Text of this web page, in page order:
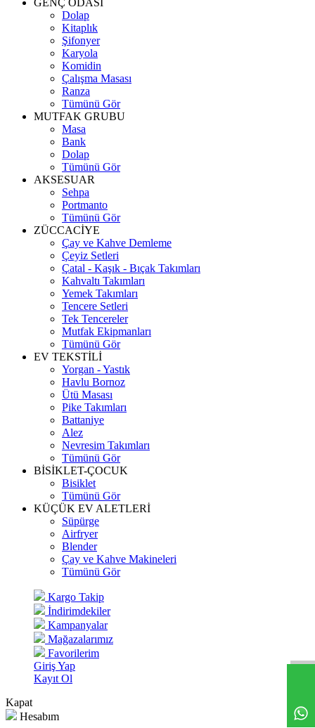
GENÇ ODASI
Dolap
Kitaplık
Şifonyer
Karyola
Komidin
Çalışma Masası
Ranza
Tümünü Gör
MUTFAK GRUBU
Masa
Bank
Dolap
Tümünü Gör
AKSESUAR
Sehpa
Portmanto
Tümünü Gör
ZÜCCACİYE
Çay ve Kahve Demleme
Çeyiz Setleri
Çatal - Kaşık - Bıçak Takımları
Kahvaltı Takımları
Yemek Takımları
Tencere Setleri
Tek Tencereler
Mutfak Ekipmanları
Tümünü Gör
EV TEKSTİLİ
Yorgan - Yastık
Havlu Bornoz
Ütü Masası
Pike Takımları
Battaniye
Alez
Nevresim Takımları
Tümünü Gör
BİSİKLET-ÇOCUK
Bisiklet
Tümünü Gör
KÜÇÜK EV ALETLERİ
Süpürge
Airfryer
Blender
Çay ve Kahve Makineleri
Tümünü Gör
Kargo Takip
İndirimdekiler
Kampanyalar
Mağazalarımız
Favorilerim
Giriş Yap
Kayıt Ol
Kapat
Hesabım